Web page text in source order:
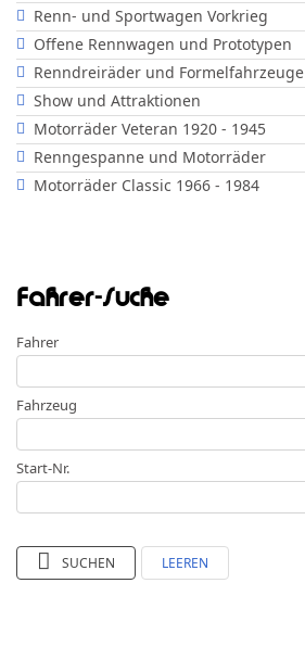
Renn- und Sportwagen Vorkrieg
Offene Rennwagen und Prototypen
Renndreiräder und Formelfahrzeuge
Show und Attraktionen
Motorräder Veteran 1920 - 1945
Renngespanne und Motorräder
Motorräder Classic 1966 - 1984
Fahrer-Suche
Fahrer
Fahrzeug
Start-Nr.
SUCHEN LEEREN